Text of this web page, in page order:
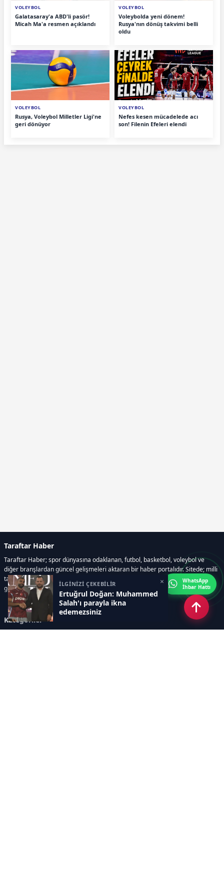
VOLEYBOL
Galatasaray'a ABD'li pasör!
Micah Ma'a resmen açıklandı
VOLEYBOL
Voleybolda yeni dönem!
Rusya'nın dönüş takvimi belli
oldu
VOLEYBOL
Rusya, Voleybol Milletler Ligi'ne
geri dönüyor
VOLEYBOL
Nefes kesen mücadelede acı
son! Filenin Efeleri elendi
İLGİNİZİ ÇEKEBİLİR
Ertuğrul Doğan: Muhammed
Salah'ı parayla ikna
edemezsiniz
×
Taraftar Haber
Taraftar Haber; spor dünyasına odaklanan, futbol, basketbol, voleybol ve
diğer branşlardan güncel gelişmeleri aktaran bir haber portalıdır. Sitede; milli
takım maçları, Dünya Kupası haberleri, EuroLeague karşılaşmaları, transfer
gelişmeleri, sporcuların biyografileri, anketler yer almaktadır.
Kategoriler
WhatsApp
İhbar Hattı